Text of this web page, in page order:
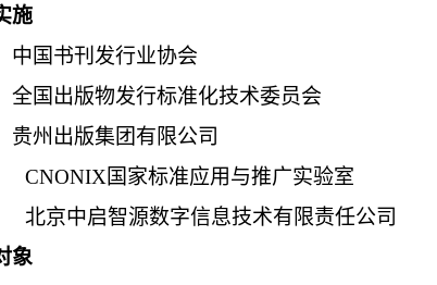
施
中国书刊发行业协会
全国出版物发行标准化技术委员会
贵州出版集团有限公司
CNONIX国家标准应用与推广实验室
北京中启智源数字信息技术有限责任公司
象